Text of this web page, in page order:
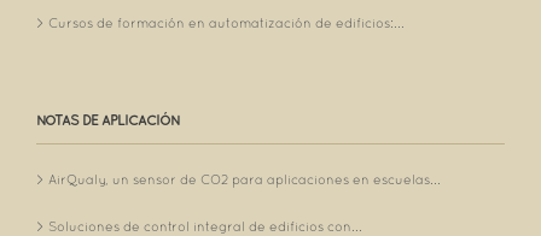
Cursos de formación en automatización de edificios:...
NOTAS DE APLICACIÓN
AirQualy, un sensor de CO2 para aplicaciones en escuelas...
Soluciones de control integral de edificios con...